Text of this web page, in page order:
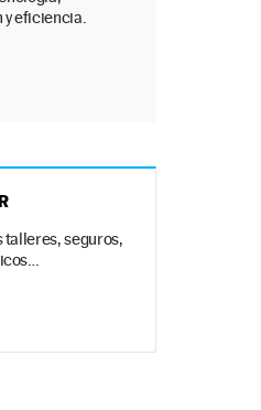
eficiencia.
talleres, seguros,